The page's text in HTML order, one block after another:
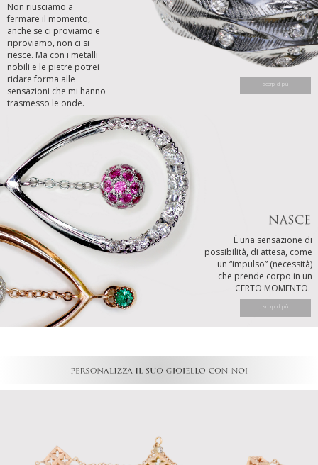
Non riusciamo a
fermare il momento,
anche se ci proviamo e
riproviamo, non ci si
riesce. Ma con i metalli
nobili e le pietre potrei
ridare forma alle
sensazioni che mi hanno
trasmesso le onde.
scorpi di più
È una sensazione di
possibilità, di attesa, come
un “impulso” (necessità)
che prende corpo in un
CERTO MOMENTO.
scorpi di più